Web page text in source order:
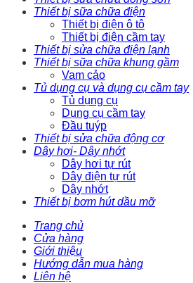
Thiết bị sữa chữa điện
Thiết bị điện ô tô
Thiết bị điện cầm tay
Thiết bị sửa chữa điện lạnh
Thiết bị sữa chữa khung gầm
Vam cảo
Tủ dụng cụ và dụng cụ cầm tay
Tủ dụng cụ
Dụng cụ cầm tay
Đầu tuýp
Thiết bị sửa chữa động cơ
Dây hơi- Dây nhớt
Dây hơi tự rút
Dây điện tự rút
Dây nhớt
Thiết bị bơm hút dầu mỡ
Trang chủ
Cửa hàng
Giới thiệu
Hướng dẫn mua hàng
Liên hệ